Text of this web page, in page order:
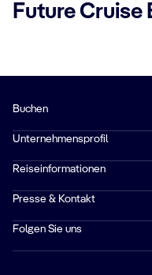
Future
Buchen
Unternehmensprofil
Reiseinformationen
Presse & Kontakt
Folgen Sie uns